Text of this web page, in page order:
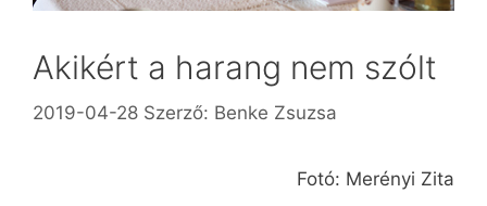
Akikért a harang nem szólt
2019-04-28 Szerző: Benke Zsuzsa
Fotó: Merényi Zita